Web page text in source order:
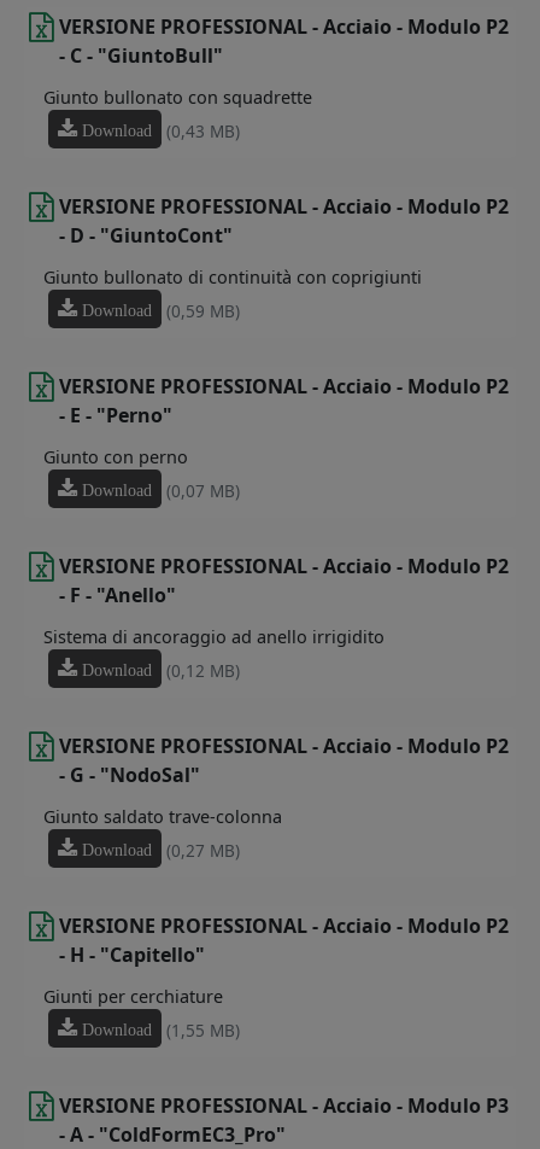
VERSIONE PROFESSIONAL - Acciaio - Modulo P2
- C - "GiuntoBull"
Giunto bullonato con squadrette
Download (0,43 MB)
VERSIONE PROFESSIONAL - Acciaio - Modulo P2
- D - "GiuntoCont"
Giunto bullonato di continuità con coprigiunti
Download (0,59 MB)
VERSIONE PROFESSIONAL - Acciaio - Modulo P2
- E - "Perno"
Giunto con perno
Download (0,07 MB)
VERSIONE PROFESSIONAL - Acciaio - Modulo P2
- F - "Anello"
Sistema di ancoraggio ad anello irrigidito
Download (0,12 MB)
VERSIONE PROFESSIONAL - Acciaio - Modulo P2
- G - "NodoSal"
Giunto saldato trave-colonna
Download (0,27 MB)
VERSIONE PROFESSIONAL - Acciaio - Modulo P2
- H - "Capitello"
Giunti per cerchiature
Download (1,55 MB)
VERSIONE PROFESSIONAL - Acciaio - Modulo P3
- A - "ColdFormEC3_Pro"